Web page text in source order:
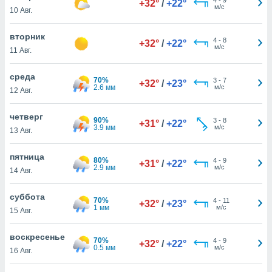
действия
рекламу
нашей
cookie
cookie
в
нашего
10 Авг.
+32° / +22°
м/с
вторник
11 Авг.
+32° / +22° 4- 8
м/с
среда
12 Авг.
70%
2.6 мм
+32° / +23° 3- 7
м/с
четверг
13 Авг.
90%
3.9 мм
+31° / +22° 3- 8
м/с
пятница
14 Авг.
80%
2.9 мм
+31° / +22° 4- 9
м/с
суббота
15 Авг.
70%
1 мм
+32° / +23° 4- 11
м/с
воскресенье
16 Авг.
70%
0.5 мм
+32° / +22° 4- 9
м/с